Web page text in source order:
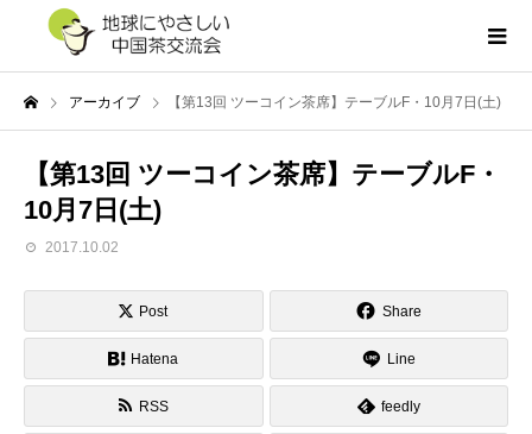
アーカイブ 【第13回 ツーコイン茶席】テーブルF・10月7日(土)
【第13回 ツーコイン茶席】テーブルF・
10月7日(土)
2017.10.02
Post Share
Hatena Line
RSS feedly